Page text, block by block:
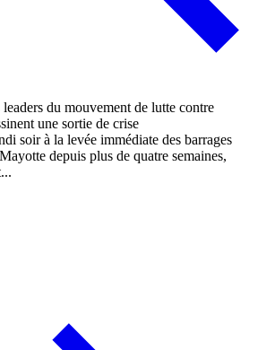
soir à la levée immédiate des barrages
depuis plus de quatre semaines,